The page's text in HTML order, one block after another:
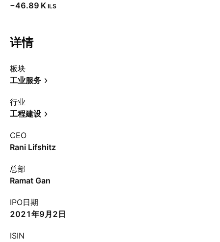
‪−46.89 K‬ ILS
详情
板块
工业服务
行业
工程建设
CEO
Rani Lifshitz
总部
Ramat Gan
IPO日期
2021年9月2日
ISIN